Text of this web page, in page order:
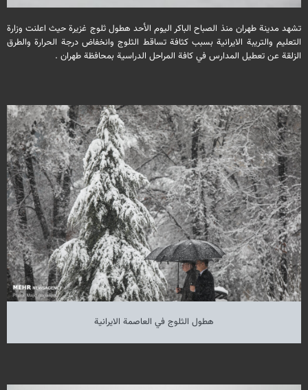
تشهد مدينة طهران منذ الصباح الباكر اليوم الأحد هطول ثلوج غزيرة حيث اعلنت وزارة
التعليم والتريبة الايرانية بسبب كثافة تساقط الثلوج وانخفاض درجة الحرارة والطرق
الزلقة عن تعطيل المدارس في كافة المراحل الدراسية بمحافظة طهران .
هطول الثلوج في العاصمة الايرانية